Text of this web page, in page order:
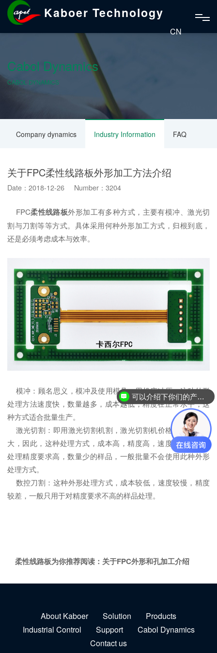
Kaboer Technology
CN
Cabol Dynamics
CABOL DYNAMICS
Company dynamics Industry Information FAQ
关于FPC柔性线路板外形加工方法介绍
Date：2018-12-26 Number：3204
FPC柔性线路板外形加工有多种方式，主要有模冲、激光切
割与刀割等等方式。具体采用何种外形加工方式，归根到底，
还是必须考虑成本与效率。
模冲：顾名思义，模冲及使用模具，用机床冲压，这种外形
处理方法速度快，数量越多，成本越低，精度在正常水平，这
种方式适合批量生产。
激光切割：即用激光切割机割，激光切割机价格昂贵，耗电
大，因此，这种处理方式，成本高，精度高，速度一般，适合
处理精度要求高，数量少的样品，一般批量不会使用此种外形
处理方式。
数控刀割：这种外形处理方式，成本较低，速度较慢，精度
较差，一般只用于对精度要求不高的样品处理。
柔性线路板为你推荐阅读： 关于FPC外形和孔加工介绍
About Kaboer Solution
Products
Industrial Control
Support
Cabol Dynamics
Contact us
可以介绍下你们的产品么？